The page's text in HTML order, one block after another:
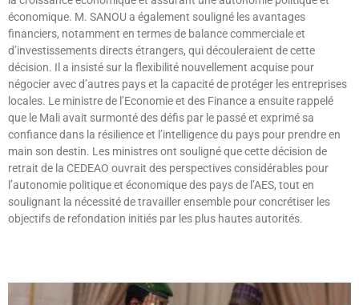
économique. M. SANOU a également souligné les avantages
financiers, notamment en termes de balance commerciale et
d’investissements directs étrangers, qui découleraient de cette
décision. Il a insisté sur la flexibilité nouvellement acquise pour
négocier avec d’autres pays et la capacité de protéger les entreprises
locales. Le ministre de l’Economie et des Finance a ensuite rappelé
que le Mali avait surmonté des défis par le passé et exprimé sa
confiance dans la résilience et l’intelligence du pays pour prendre en
main son destin. Les ministres ont souligné que cette décision de
retrait de la CEDEAO ouvrait des perspectives considérables pour
l’autonomie politique et économique des pays de l’AES, tout en
soulignant la nécessité de travailler ensemble pour concrétiser les
objectifs de refondation initiés par les plus hautes autorités.